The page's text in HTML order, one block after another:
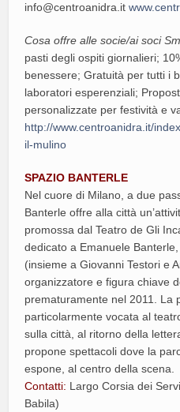
info@centroanidra.it
Cosa offre alle socie/ai soci
pasti degli ospiti giornalieri;
benessere; Gratuità per tutti i
laboratori esperenziali;
personalizzate per festività e
http://www.centroanidra.it/
il-mulino
SPAZIO BANTERLE
Nel cuore di Milano, a due
Banterle offre alla città
promossa dal Teatro de Gli
dedicato a Emanuele
(insieme a Giovanni Testori e
organizzatore e figura chiave
prematuramente nel 2011. La
particolarmente vocata al
sulla città, al ritorno della
propone spettacoli dove la
espone, al centro della scena.
Contatti: Largo Corsia dei
Babila)